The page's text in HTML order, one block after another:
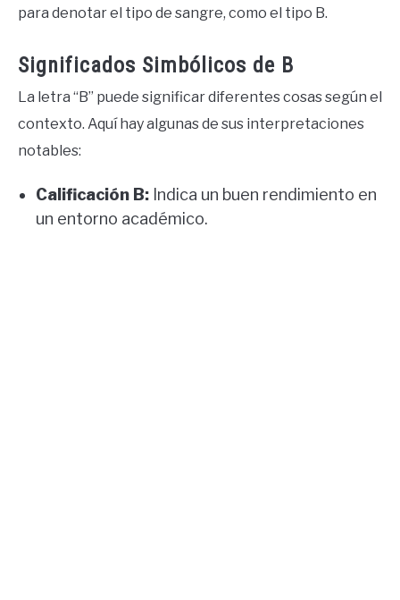
para denotar el tipo de sangre, como el tipo B.
Significados Simbólicos de B
La letra “B” puede significar diferentes cosas según el
contexto. Aquí hay algunas de sus interpretaciones
notables:
Calificación B: Indica un buen rendimiento en
un entorno académico.